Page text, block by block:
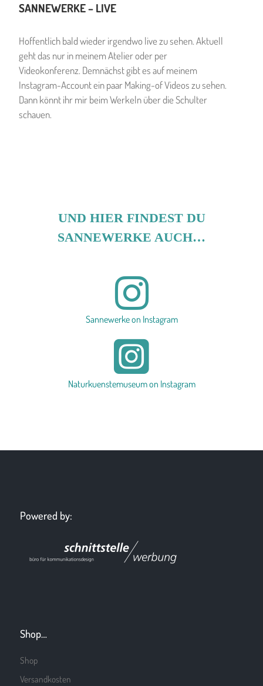
SANNEWERKE – LIVE
Hoffentlich bald wieder irgendwo live zu sehen. Aktuell
geht das nur in meinem Atelier oder per
Videokonferenz. Demnächst gibt es auf meinem
Instagram-Account ein paar Making-of Videos zu sehen.
Dann könnt ihr mir beim Werkeln über die Schulter
schauen.
UND HIER FINDEST DU
SANNEWERKE AUCH…
Sannewerke on Instagram
Naturkuenstemuseum on Instagram
Powered by:
Shop…
Shop
Versandkosten